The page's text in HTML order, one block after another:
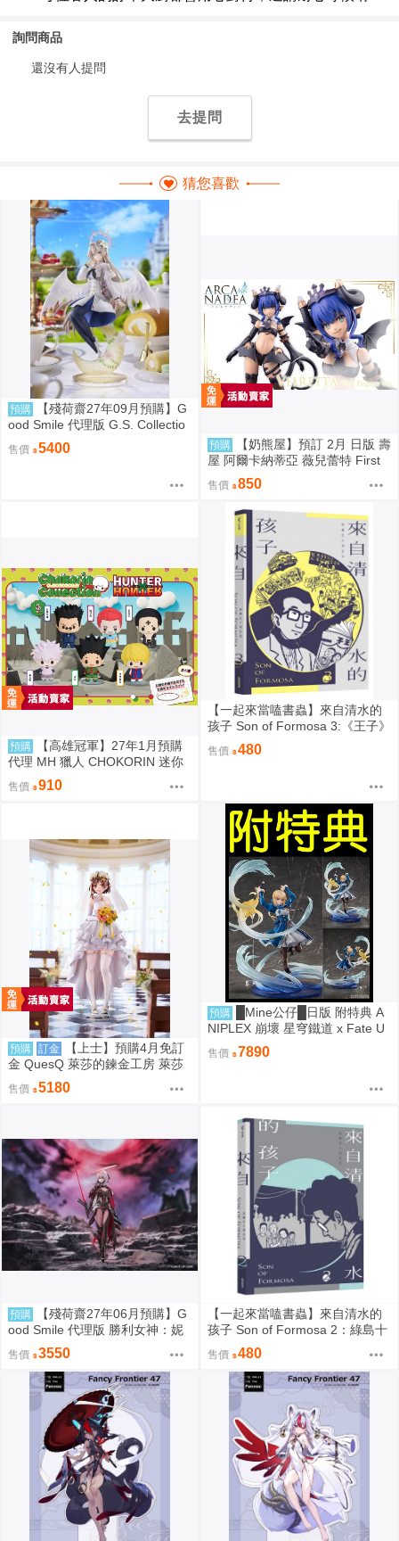
詢問商品
還沒有人提問
去提問
猜您喜歡
預購
【殘荷齋27年09月預購】G
ood Smile 代理版 G.S. Collectio
n 蔚藍檔案 Blue Archive 渚 ～花
香微笑～ 1/7 PVC完成品 0923
售價 5400 預購
【奶熊屋】預訂 2月 日版 壽
屋 阿爾卡納蒂亞 薇兒蕾特 First
Engage 一般版 組裝模型 0816
售價 850
預購
【高雄冠軍】27年1月預購
代理 MH 獵人 CHOKORIN 迷你
玩偶收藏集 第1彈 中盒6入 免訂
金0813
售價 910
【一起來當嗑書蟲】來自清水的
孩子 Son of Formosa 3:《王子》
售價 480
預購 訂金
【上士】預購4月免訂
金 QuesQ 萊莎的鍊金工房 萊莎
琳 斯托特 婚紗禮服Ver 1/7 1111
售價 5180
預購
█Mine公仔█日版 附特典 A
NIPLEX 崩壞 星穹鐵道 x Fate U
BW 無限劍制 Saber 1/7 PVC
售價 7890
預購
【殘荷齋27年06月預購】G
ood Smile 代理版 勝利女神：妮
姬 紅蓮：暗影 Hyper Body 可動
0917
售價 3550
【一起來當嗑書蟲】來自清水的
孩子 Son of Formosa 2：綠島十
年
售價 480